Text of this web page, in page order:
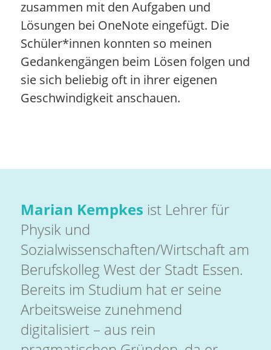
zusammen mit den Aufgaben und
Lösungen bei OneNote eingefügt. Die
Schüler*innen konnten so meinen
Gedankengängen beim Lösen folgen und
sie sich beliebig oft in ihrer eigenen
Geschwindigkeit anschauen.
Marian Kempkes ist Lehrer für
Physik und
Sozialwissenschaften/Wirtschaft am
Berufskolleg West der Stadt Essen.
Bereits im Studium hat er seine
Arbeitsweise zunehmend
digitalisiert – aus rein